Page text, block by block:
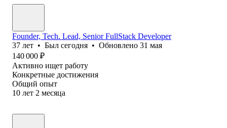
Founder, Tech. Lead, Senior FullStack Developer
37 лет • Был сегодня • Обновлено 31 мая
140 000 ₽
Активно ищет работу
Конкретные достижения
Общий опыт
10 лет 2 месяца